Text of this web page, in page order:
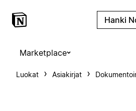
Hanki
Marketplace
Luokat Asiakirjat